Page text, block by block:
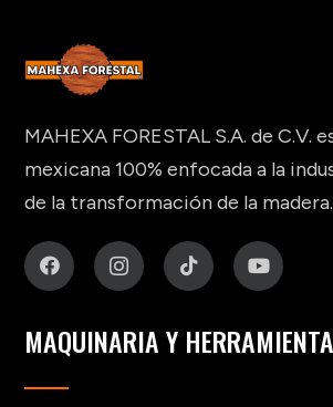
MAHEXA FORESTAL S.A. de C.V.
mexicana 100% enfocada a la
de la transformación de la madera.
MAQUINARIA Y